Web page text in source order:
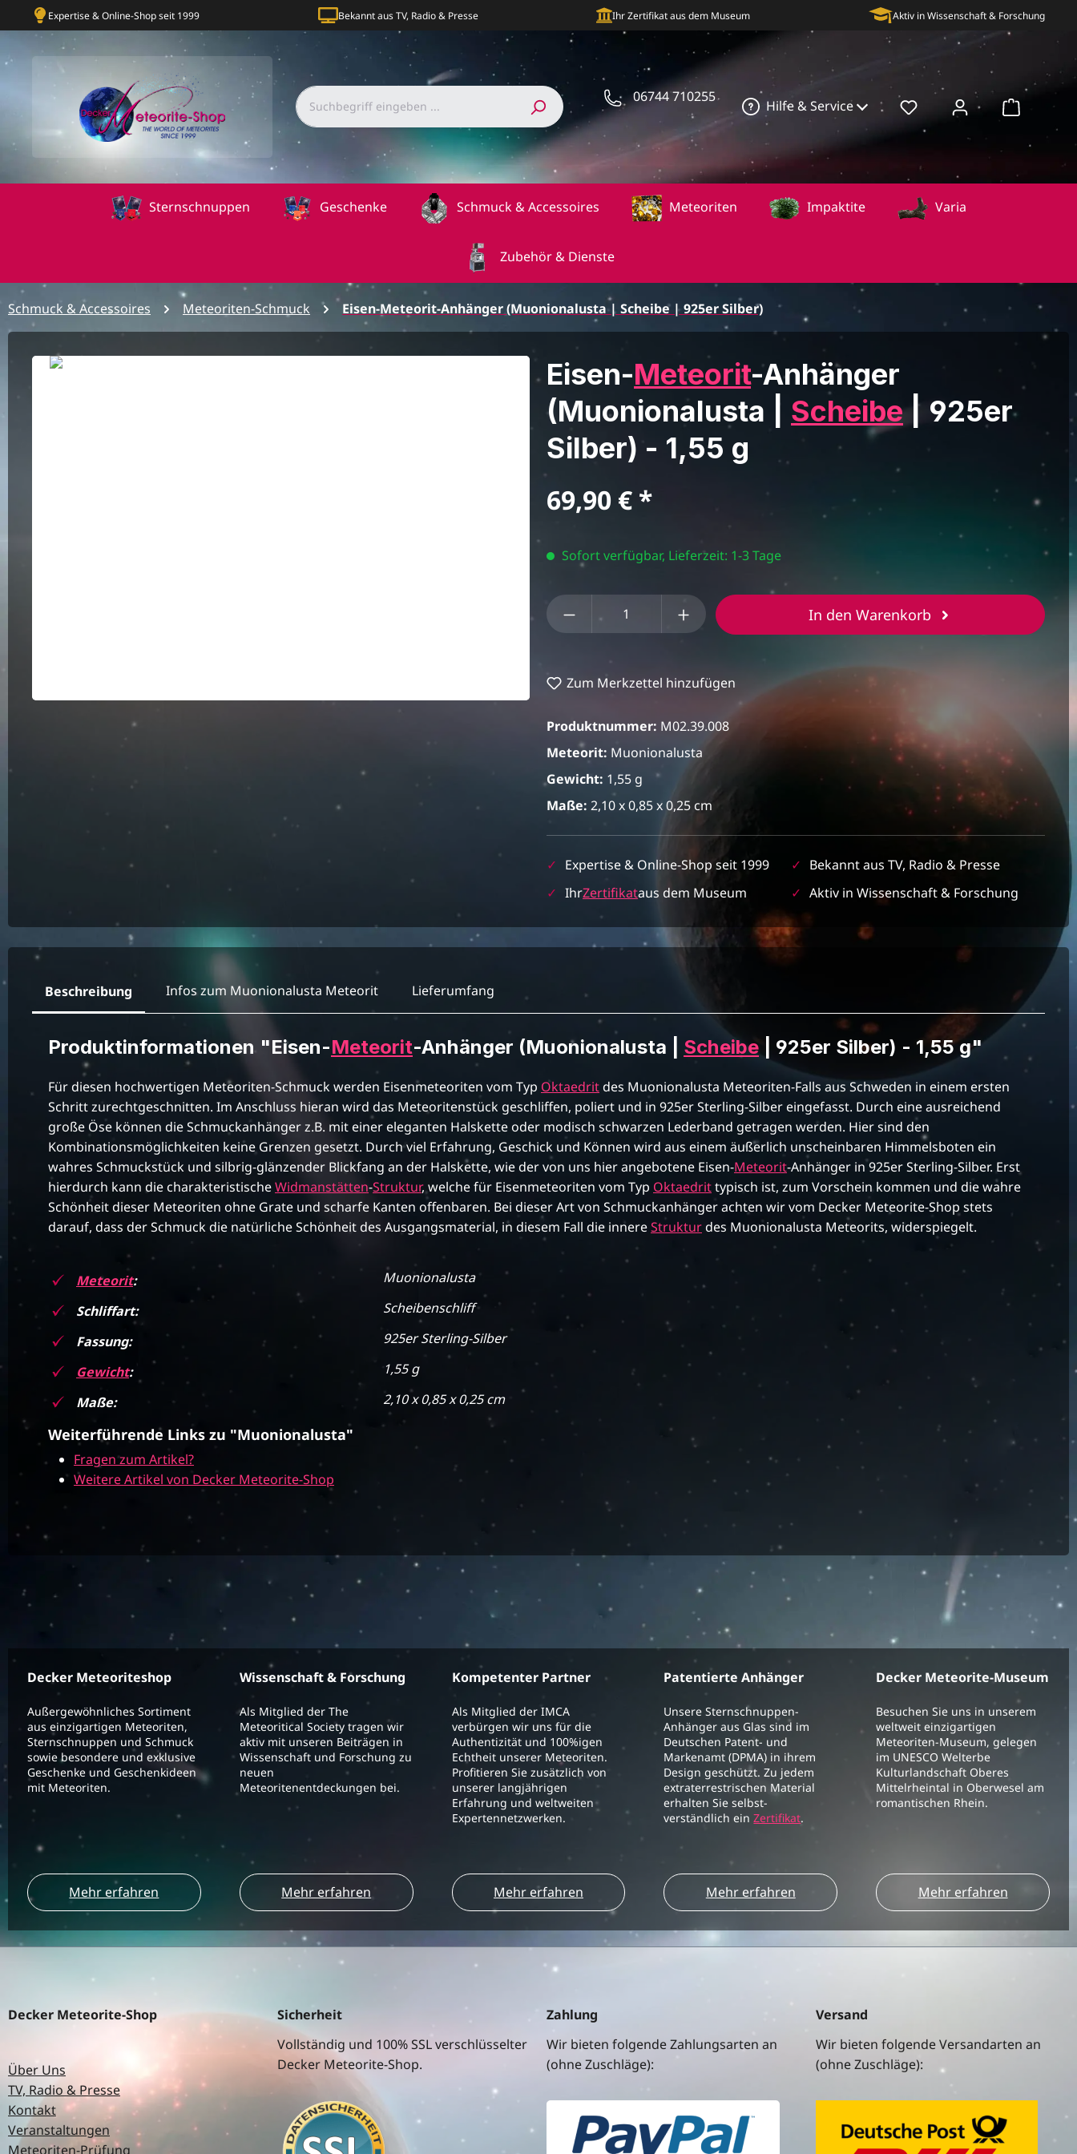
Expertise & Online-Shop seit 1999 Bekannt aus TV, Radio & Presse Ihr Zertifikat aus dem Museum Aktiv in Wissenschaft & Forschung
06744 710255
Hilfe & Service
Sternschnuppen Geschenke Schmuck & Accessoires Meteoriten Impaktite Varia
Zubehör & Dienste
Schmuck & Accessoires Meteoriten-Schmuck Eisen-Meteorit-Anhänger (Muonionalusta | Scheibe | 925er Silber)
Bildergalerie überspringen Eisen-Meteorit-Anhänger
(Muonionalusta | Scheibe| 925er
Silber) - 1,55 g
Regulärer Preis:
69,90 €
Sofort verfügbar, Lieferzeit: 1-3 Tage
Produkt Anzahl: Gib den gewünschten Wert ein oder
In den Warenkorb
Zum Merkzettel hinzufügen
Produktnummer: M02.39.008
Meteorit: Muonionalusta
Gewicht: 1,55 g
Maße: 2,10 x 0,85 x 0,25 cm
✓ Expertise & Online-Shop seit 1999 ✓ Bekannt aus TV, Radio & Presse
✓ IhrZertifikataus dem Museum ✓ Aktiv in Wissenschaft & Forschung
Beschreibung Infos zum Muonionalusta Meteorit Lieferumfang
Produktinformationen "Eisen-Meteorit-Anhänger (Muonionalusta | Scheibe | 925er Silber) - 1,55 g"
Für diesen hochwertigen Meteoriten-Schmuck werden Eisenmeteoriten vom Typ Oktaedritdes Muonionalusta Meteoriten-Falls aus Schweden in einem ersten
Schritt zurechtgeschnitten. Im Anschluss hieran wird das Meteoritenstück geschliffen, poliert und in 925er Sterling-Silber eingefasst. Durch eine ausreichend
große Öse können die Schmuckanhänger z.B. mit einer eleganten Halskette oder modisch schwarzen Lederband getragen werden. Hier sind den
Kombinationsmöglichkeiten keine Grenzen gesetzt. Durch viel Erfahrung, Geschick und Können wird aus einem äußerlich unscheinbaren Himmelsboten ein
wahres Schmuckstück und silbrig-glänzender Blickfang an der Halskette, wie der von uns hier angebotene Eisen-Meteorit-Anhänger in 925er Sterling-Silber. Erst
hierdurch kann die charakteristischeWidmanstätten-Struktur, welche für Eisenmeteoriten vom Typ Oktaedrittypisch ist, zum Vorschein kommen und die wahre
Schönheit dieser Meteoriten ohne Grate und scharfe Kanten offenbaren. Bei dieser Art von Schmuckanhänger achten wir vom Decker Meteorite-Shop stets
darauf, dass der Schmuck die natürliche Schönheit des Ausgangsmaterial, in diesem Fall die innereStrukturdes Muonionalusta Meteorits, widerspiegelt.
Meteorit:
Muonionalusta
Schliffart:
Scheibenschliff
Fassung:
925er Sterling-Silber
Gewicht:
1,55 g
Maße:
2,10 x 0,85 x 0,25 cm
Weiterführende Links zu "Muonionalusta"
Fragen zum Artikel?
Weitere Artikel von Decker Meteorite-Shop
Decker Meteoriteshop
Außergewöhnliches Sortiment
aus einzigartigen Meteoriten,
Sternschnuppen und Schmuck
sowie besondere und exklusive
Geschenke und Geschenkideen
mit Meteoriten.
Mehr erfahren
Wissenschaft & Forschung
Als Mitglied der The
Meteoritical Society tragen wir
aktiv mit unseren Beiträgen in
Wissenschaft und Forschung zu
neuen
Meteoritenentdeckungen bei.
Mehr erfahren
Kompetenter Partner
Als Mitglied der IMCA
verbürgen wir uns für die
Authentizität und 100%igen
Echtheit unserer Meteoriten.
Profitieren Sie zusätzlich von
unserer langjährigen
Erfahrung und weltweiten
Expertennetzwerken.
Mehr erfahren
Patentierte Anhänger
Unsere Sternschnuppen-
Anhänger aus Glas sind im
Deutschen Patent- und
Markenamt (DPMA) in ihrem
Design geschützt. Zu jedem
extraterrestrischen Material
erhalten Sie selbst-
verständlich einZertifikat.
Mehr erfahren
Decker Meteorite-Museum
Besuchen Sie uns in unserem
weltweit einzigartigen
Meteoriten-Museum, gelegen
im UNESCO Welterbe
Kulturlandschaft Oberes
Mittelrheintal in Oberwesel am
romantischen Rhein.
Mehr erfahren
Decker Meteorite-Shop
Über Uns
TV, Radio & Presse
Kontakt
Veranstaltungen
Meteoriten-Prüfung
Sicherheit
Vollständig und 100% SSL verschlüsselter
Decker Meteorite-Shop.
Zahlung
Wir bieten folgende Zahlungsarten an
(ohne Zuschläge):
Versand
Wir bieten folgende Versandarten an
(ohne Zuschläge):